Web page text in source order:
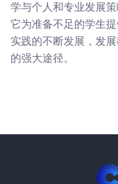
学与个人和专业发展策
它为准备不足的学生
实践的不断发展，发
的强大途径。